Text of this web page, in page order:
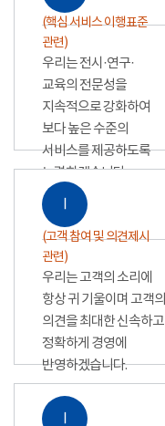
(핵심 서비스 이행표준
관련)
우리는 전시·연구·
교육의 전문성을
지속적으로 강화하여
보다 높은 수준의
서비스를 제공하도록
노력하겠습니다.
Ⅰ
(고객 참여 및 의견제시
관련)
우리는 고객의 소리에
항상 귀 기울이며 고객의
의견을 최대한 신속하고
정확하게 경영에
반영하겠습니다.
Ⅰ